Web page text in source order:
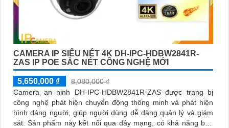
CAMERA IP SIÊU NÉT 4K DH-IPC-HDBW2841R-
ZAS IP POE SẮC NÉT CÔNG NGHỆ MỚI
5,650,000 ₫
8,080,000 ₫
Camera an ninh DH-IPC-HDBW2841R-ZAS được trang bị
công nghệ phát hiện chuyển động thông minh và phát hiện
hình dáng người, giúp người dùng dễ dàng quản lý và giám
sát. Sản phẩm này kết nối qua dây mạng, có khả năng báo